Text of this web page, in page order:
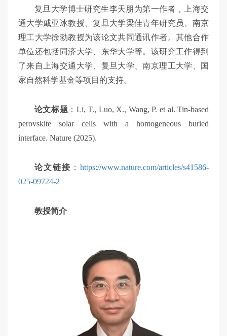
复旦大学博士研究生李天朋为第一作者，上海交
通大学戚亚冰教授、复旦大学梁佳青年研究员、南京
理工大学徐勃教授为该论文共同通讯作者。其他合作
单位还包括同济大学、东华大学等。该研究工作得到
了来自上海交通大学、复旦大学、南京理工大学、国
家自然科学基金等项目的支持。
论文标题 ：Li, T., Luo, X., Wang, P. et al. Tin-based
perovskite solar cells with a homogeneous buried
interface. Nature (2025).
论文链接 ：https://www.nature.com/articles/s41586-
025-09724-2
教授简介